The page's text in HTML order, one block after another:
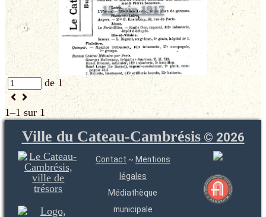
15 juin 1917
de 1
1–1 sur 1
Ville du Cateau-Cambrésis© 2026
Contact ~ Mentions
légales
Médiathèque
municipale